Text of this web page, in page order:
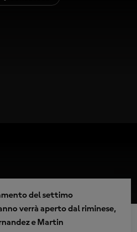
del settimo
verrà aperto dal riminese,
e Martin